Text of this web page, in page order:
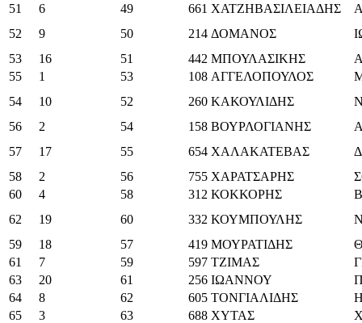
51
6 49 661 ΧΑΤΖΗΒΑΣΙΛΕΙΑΔΗΣ
52
9 50 214 ΔΟΜΑΝΟΣ
53
16 51 442 ΜΠΟΥΛΑΣΙΚΗΣ
55
1 53 108 ΑΓΓΕΛΟΠΟΥΛΟΣ
54
10 52 260 ΚΑΚΟΥΛΙΔΗΣ
56
2 54 158 ΒΟΥΡΛΟΓΙΑΝΗΣ
57
17 55 654 ΧΑΛΑΚΑΤΕΒΑΣ
58
2 56 755 ΧΑΡΑΤΣΑΡΗΣ
60
4 58 312 ΚΟΚΚΟΡΗΣ
62
19 60 332 ΚΟΥΜΠΟΥΛΗΣ
59
18 57 419 ΜΟΥΡΑΤΙΔΗΣ
61
7 59 597 ΤΖΙΜΑΣ
63
20 61 256 ΙΩΑΝΝΟΥ
64
8 62 605 ΤΟΝΓΙΑΛΙΔΗΣ
65
3 63 688 ΧΥΤΑΣ